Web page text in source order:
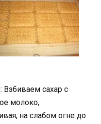
Взбиваем сахар с
молоко,
на слабом огне до